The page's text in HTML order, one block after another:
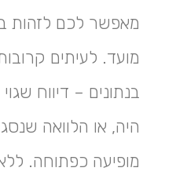
מאפשר לכם לזהות
מועד. לעיתים
בנתונים – דיווח
היה, או הלוואה
מופיעה כפתוחה.